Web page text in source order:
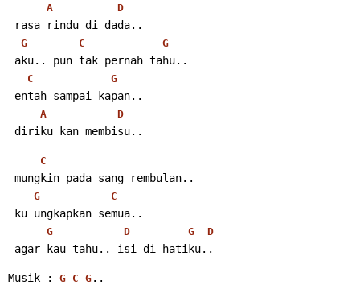
A D
rasa rindu di dada..
G C G
aku.. pun tak pernah tahu..
C G
entah sampai kapan..
A D
diriku kan membisu..
C
mungkin pada sang rembulan..
G C
ku ungkapkan semua..
G D G D
agar kau tahu.. isi di hatiku..
Musik : G C G ..